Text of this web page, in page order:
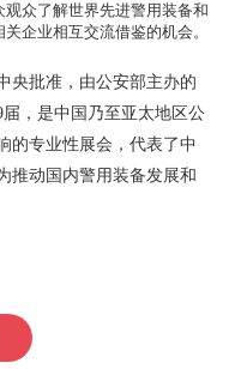
众了解世界先进警用装备和
企业相互交流借鉴的机会。
央批准，由公安部主办的
，是中国乃至亚太地区公
的专业性展会，代表了中
推动国内警用装备发展和